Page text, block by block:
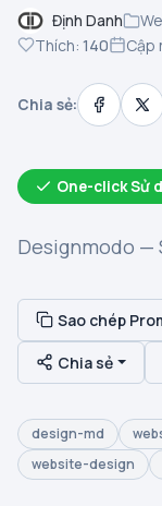
Định Danh
Thích: 140 Cập
Chia sẻ:
One-click Sử
Designmodo —
Sao chép
Chia sẻ
design-md
website-design